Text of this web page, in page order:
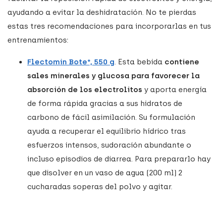
ayudando a evitar la deshidratación. No te pierdas
estas tres recomendaciones para incorporarlas en tus
entrenamientos:
Flectomin Bote*, 550 g. Esta bebida contiene
sales minerales y glucosa para favorecer la
absorción de los electrolitos y aporta energía
de forma rápida gracias a sus hidratos de
carbono de fácil asimilación. Su formulación
ayuda a recuperar el equilibrio hídrico tras
esfuerzos intensos, sudoración abundante o
incluso episodios de diarrea. Para prepararlo hay
que disolver en un vaso de agua (200 ml) 2
cucharadas soperas del polvo y agitar.